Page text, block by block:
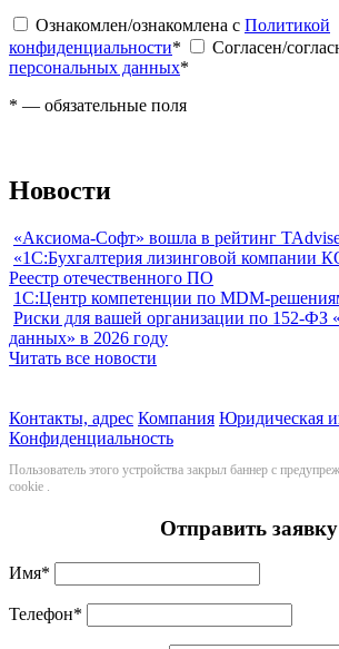
Ознакомлен/ознакомлена с Политикой
конфиденциальности* Согласен/
персональных данных*
* — обязательные поля
Новости
«Аксиома-Софт» вошла в рейтинг
«1С:Бухгалтерия лизинговой компании
Реестр отечественного ПО
1С:Центр компетенции по MDM-
Риски для вашей организации по 152-ФЗ
данных» в 2026 году
Читать все новости
Контакты, адрес Компания Юридическая
Конфиденциальность
Пользователь этого устройства закрыл баннер с
cookie .
Отправить заявку
Имя*
Телефон*